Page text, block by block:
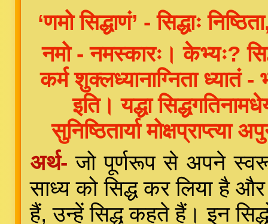
‘णमो सिद्धाणं’ - सिद्धाः
नमो - नमस्कारः। केभ्यः?
कर्म शुक्लध्यानाग्निता ध्यातं
इति। यद्धा
सुनिष्ठितार्या मोक्षप्राप्त्या
अर्थ-जो पूर्णरूप से अपने
साध्य को सिद्ध कर लिया है
हैं, उन्हें सिद्ध कहते हैं। इन